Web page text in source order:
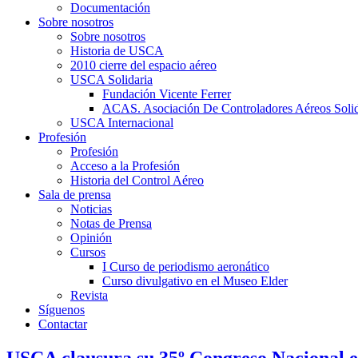
Documentación
Sobre nosotros
Sobre nosotros
Historia de USCA
2010 cierre del espacio aéreo
USCA Solidaria
Fundación Vicente Ferrer
ACAS. Asociación De Controladores Aéreos
USCA Internacional
Profesión
Profesión
Acceso a la Profesión
Historia del Control Aéreo
Sala de prensa
Noticias
Notas de Prensa
Opinión
Cursos
I Curso de periodismo aeronático
Curso divulgativo en el Museo Elder
Revista
Síguenos
Contactar